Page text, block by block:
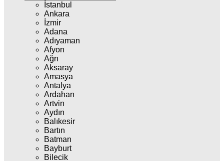
İstanbul
Ankara
İzmir
Adana
Adıyaman
Afyon
Ağrı
Aksaray
Amasya
Antalya
Ardahan
Artvin
Aydın
Balıkesir
Bartın
Batman
Bayburt
Bilecik